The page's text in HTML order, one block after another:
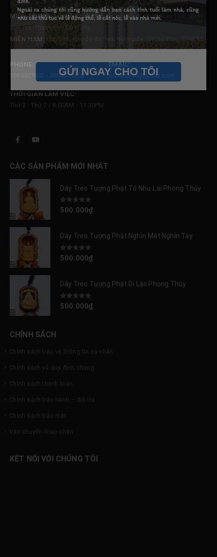
Hà Nội
MIỀN TRUNG:Số nhà 42, đường Khúc Hạo, phường Mân Thái, quận
Sơn Trà, Thành Phố Đà Nẵng
MIỀN NAM:
Căn P16, khu đô thị Park Riverside, TP.Thủ Đức, TP.HCM
PHONE:
0964401682 - 0964519258
EMAIL:
pizento.vn@gmail.com
THỜI GIAN LÀM VIỆC:
Thứ 2 - Thứ 7 / 8:00AM - 17:30PM
CÁC SẢN PHẨM MỚI NHẤT
Dây Treo Tượng Phật Tổ Như Lai Phong Thủy
0out of 5
500.000₫
Dây Treo Tượng Phật Nghìn Mắt Nghìn Tay
0out of 5
500.000₫
Dây Treo Tượng Phật Di Lặc Phong Thủy
0out of 5
500.000₫
CHÍNH SÁCH
Chính sách bảo vệ thông tin cá nhân
Chính sách và quy định chung
Chính sách thanh toán
Chính sách bảo hành – đổi trả
Chính sách bảo mật
Vận chuyển-Giao nhận
KẾT NỐI VỚI CHÚNG TÔI
GỬI NGAY CHO TÔI